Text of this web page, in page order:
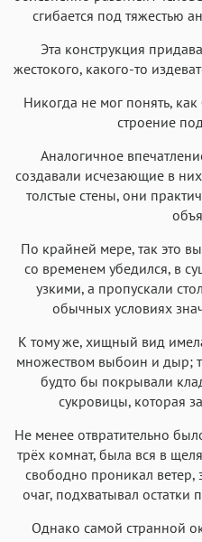
сгибается под тяжестью
Эта конструкция
жестокого, какого-то
Никогда не мог понять,
строение
Аналогичное
создавали исчезающие в
толстые стены, они
По крайней мере, так это
со временем убедился, в
узкими, а пропускали
обычных условиях
К тому же, хищный вид
множеством выбоин и дыр;
будто бы покрывали
сукровицы, которая
Не менее отвратительно
трёх комнат, была вся в
свободно проникал ветер,
очаг, подхватывал
Однако самой странной